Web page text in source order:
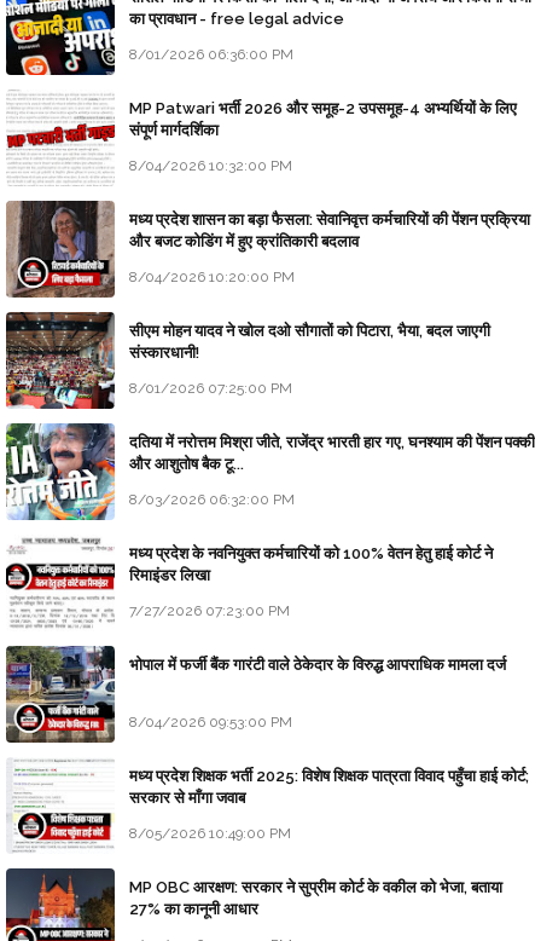
का प्रावधान - free legal advice
8/01/2026 06:36:00 PM
MP Patwari भर्ती 2026 और समूह-2 उपसमूह-4 अभ्यर्थियों के लिए
संपूर्ण मार्गदर्शिका
8/04/2026 10:32:00 PM
मध्य प्रदेश शासन का बड़ा फैसला: सेवानिवृत्त कर्मचारियों की पेंशन प्रक्रिया
और बजट कोडिंग में हुए क्रांतिकारी बदलाव
8/04/2026 10:20:00 PM
सीएम मोहन यादव ने खोल दओ सौगातों को पिटारा, भैया, बदल जाएगी
संस्कारधानी!
8/01/2026 07:25:00 PM
दतिया में नरोत्तम मिश्रा जीते, राजेंद्र भारती हार गए, घनश्याम की पेंशन पक्की
और आशुतोष बैक टू...
8/03/2026 06:32:00 PM
मध्य प्रदेश के नवनियुक्त कर्मचारियों को 100% वेतन हेतु हाई कोर्ट ने
रिमाइंडर लिखा
7/27/2026 07:23:00 PM
भोपाल में फर्जी बैंक गारंटी वाले ठेकेदार के विरुद्ध आपराधिक मामला दर्ज
8/04/2026 09:53:00 PM
मध्य प्रदेश शिक्षक भर्ती 2025: विशेष शिक्षक पात्रता विवाद पहुँचा हाई कोर्ट;
सरकार से माँगा जवाब
8/05/2026 10:49:00 PM
MP OBC आरक्षण: सरकार ने सुप्रीम कोर्ट के वकील को भेजा, बताया
27% का कानूनी आधार